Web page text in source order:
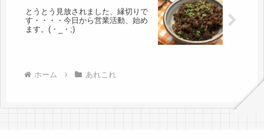
とうとう見放されました、縁切りで
す・・・・今日から営業活動、始め
ます。(・_・;)
ホーム あれこれ